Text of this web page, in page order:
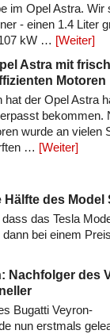
im Opel Astra. Wir
- einen 1.4 Liter
kW … [Weiter]
Astra mit
Motoren
hat der Opel Astra
bekommen.
wurde an vielen
… [Weiter]
des Model
das Tesla
bei einem
Nachfolger des
Bugatti Veyron-
nun erstmals